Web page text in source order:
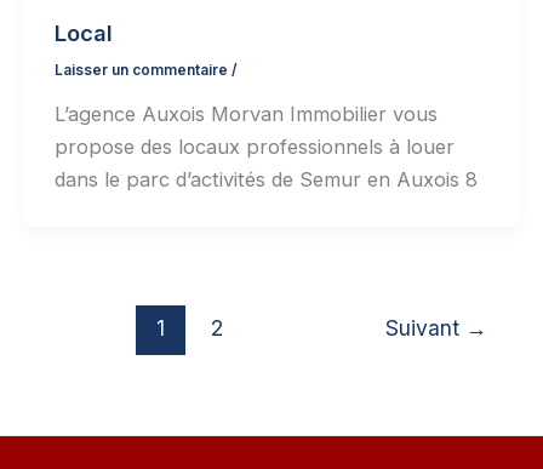
Local
Laisser un commentaire /
L’agence Auxois Morvan Immobilier vous
propose des locaux professionnels à louer
dans le parc d’activités de Semur en Auxois 8
1 2 Suivant →